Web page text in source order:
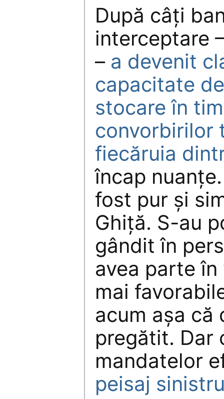
După câți
interceptare
– a devenit
capacitate
stocare în
convorbirilor
fiecăruia
încap
fost pur și
Ghiță. S-au
gândit în
avea parte
mai
acum așa că
pregătit. Dar
mandatelor
peisaj